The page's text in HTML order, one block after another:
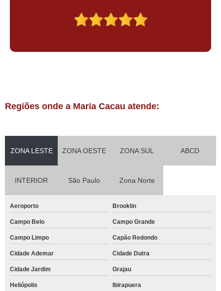
Regiões onde a Maria Cacau atende:
ZONA LESTE ZONA OESTE ZONA SUL ABCD
INTERIOR São Paulo Zona Norte
Aeroporto Brooklin
Campo Belo Campo Grande
Campo Limpo Capão Redondo
Cidade Ademar Cidade Dutra
Cidade Jardim Grajau
Heliópolis Ibirapuera